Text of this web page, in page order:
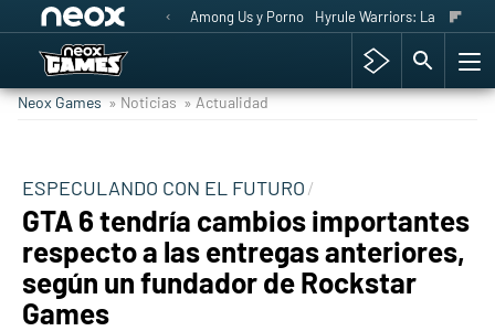
Among Us y Porno Hyrule Warriors: La Era del
Neox Games » Noticias » Actualidad
ESPECULANDO CON EL FUTURO
GTA 6 tendría cambios importantes
respecto a las entregas anteriores,
según un fundador de Rockstar
Games